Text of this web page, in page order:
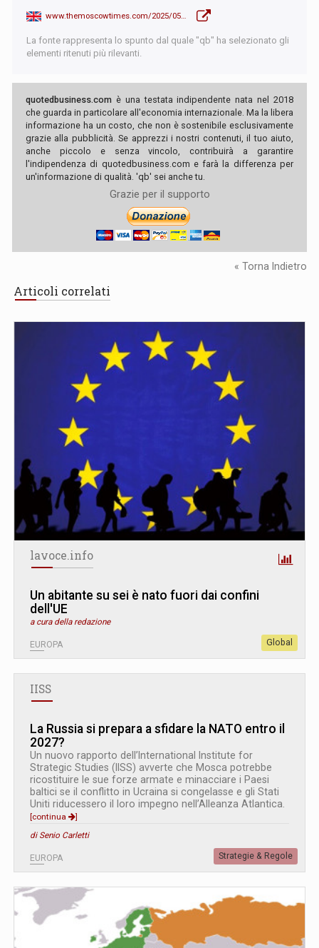
www.themoscowtimes.com/2025/05/19/satellite-images-show-russian-military-buildup-near-finland-nyt-a89129
La fonte rappresenta lo spunto dal quale "qb" ha selezionato gli
elementi ritenuti più rilevanti.
quotedbusiness.com è una testata indipendente nata nel 2018
che guarda in particolare all'economia internazionale. Ma la libera
informazione ha un costo, che non è sostenibile esclusivamente
grazie alla pubblicità. Se apprezzi i nostri contenuti, il tuo aiuto,
anche piccolo e senza vincolo, contribuirà a garantire
l'indipendenza di quotedbusiness.com e farà la differenza per
un'informazione di qualità. 'qb' sei anche tu.
Grazie per il supporto
« Torna Indietro
Articoli correlati
lavoce.info
Un abitante su sei è nato fuori dai confini
dell'UE
a cura della redazione
EUROPA Global
IISS
La Russia si prepara a sfidare la NATO entro il
2027?
Un nuovo rapporto dell’International Institute for
Strategic Studies (IISS) avverte che Mosca potrebbe
ricostituire le sue forze armate e minacciare i Paesi
baltici se il conflitto in Ucraina si congelasse e gli Stati
Uniti riducessero il loro impegno nell’Alleanza Atlantica.
[continua
]
di Senio Carletti
EUROPA Strategie & Regole